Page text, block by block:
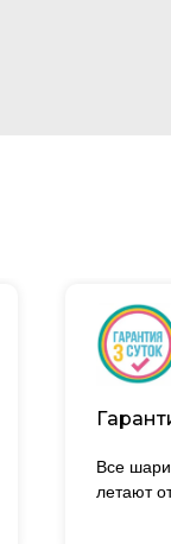
Все
летают